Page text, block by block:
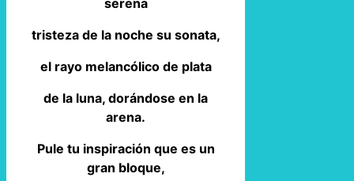
tristeza de la noche su sonata,
el rayo melancólico de plata
de la luna, dorándose en la
arena.
Pule tu inspiración que es un
gran bloque,